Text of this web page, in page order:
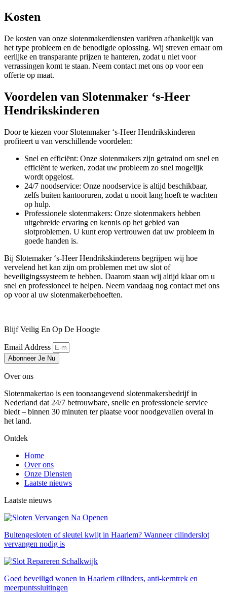
Kosten
De kosten van onze slotenmakerdiensten variëren afhankelijk van
het type probleem en de benodigde oplossing. Wij streven ernaar om
eerlijke en transparante prijzen te hanteren, zodat u niet voor
verrassingen komt te staan. Neem contact met ons op voor een
offerte op maat.
Voordelen van Slotenmaker ‘s-Heer
Hendrikskinderen
Door te kiezen voor Slotenmaker ‘s-Heer Hendrikskinderen
profiteert u van verschillende voordelen:
Snel en efficiënt: Onze slotenmakers zijn getraind om snel en
efficiënt te werken, zodat uw probleem zo snel mogelijk
wordt opgelost.
24/7 noodservice: Onze noodservice is altijd beschikbaar,
zelfs buiten kantooruren, zodat u nooit lang hoeft te wachten
op hulp.
Professionele slotenmakers: Onze slotenmakers hebben
uitgebreide ervaring en kennis op het gebied van
slotproblemen. U kunt erop vertrouwen dat uw probleem in
goede handen is.
Bij Slotemaker ‘s-Heer Hendrikskinderens begrijpen wij hoe
vervelend het kan zijn om problemen met uw slot of
beveiligingssysteem te hebben. Daarom staan wij altijd klaar om u
snel en professioneel te helpen. Neem vandaag nog contact met ons
op voor al uw slotenmakerbehoeften.
Blijf Veilig En Op De Hoogte
Email Address
Abonneer Je Nu
Over ons
Slotenmakertao is een toonaangevend slotenmakersbedrijf in
Nederland dat 24/7 betrouwbare, snelle en professionele service
biedt – binnen 30 minuten ter plaatse voor noodgevallen overal in
het land.
Ontdek
Home
Over ons
Onze Diensten
Laatste nieuws
Laatste nieuws
Buitengesloten of sleutel kwijt in Haarlem? Wanneer cilinderslot
vervangen nodig is
Goed beveiligd wonen in Haarlem cilinders, anti-kerntrek en
meerpuntssluitingen